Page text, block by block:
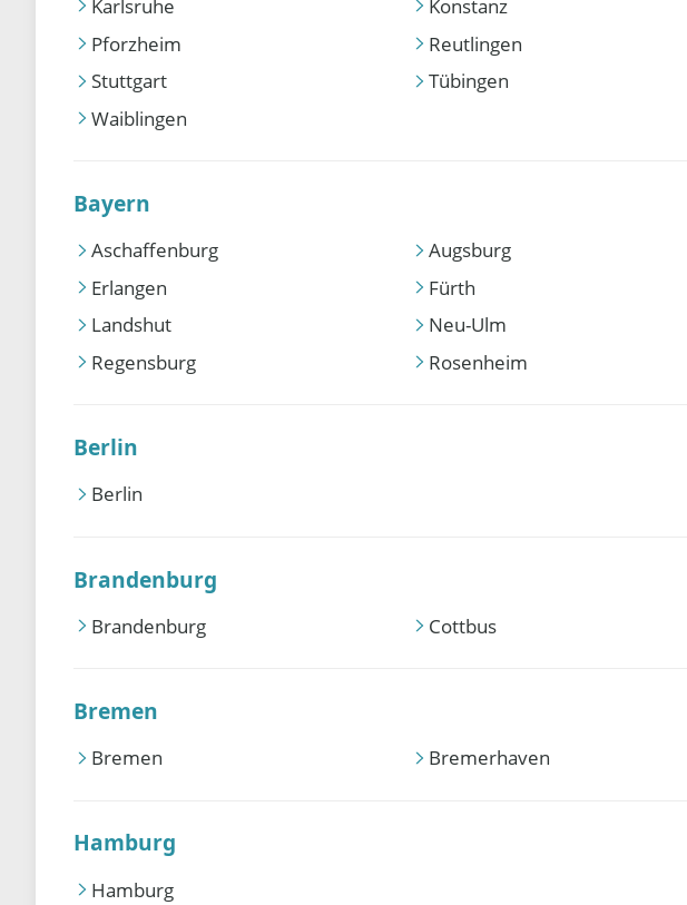
Karlsruhe
Konstanz
Pforzheim
Reutlingen
Stuttgart
Tübingen
Waiblingen
Bayern
Aschaffenburg Augsburg
Erlangen
Fürth
Landshut
Neu-Ulm
Regensburg
Rosenheim
Berlin
Berlin
Brandenburg
Brandenburg Cottbus
Bremen
Bremen Bremerhaven
Hamburg
Hamburg